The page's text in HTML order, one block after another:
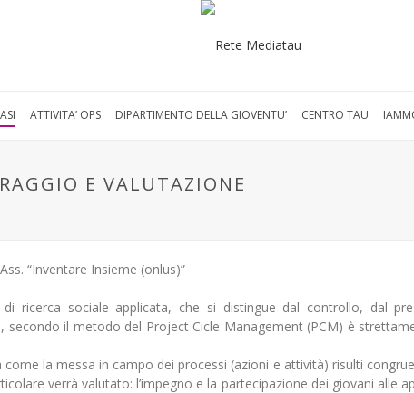
ATTIVITA’ OPS DIPARTIMENTO DELLA GIOVENTU’ CENTRO TAU
E VALUTAZIONE
Ass. “Inventare Insieme (onlus)”
ricerca sociale applicata, che si distingue dal controllo, dal
secondo il metodo del Project Cicle Management (PCM) è
come la messa in campo dei processi (azioni e attività) risulti
verrà valutato: l’impegno e la partecipazione dei giovani alle